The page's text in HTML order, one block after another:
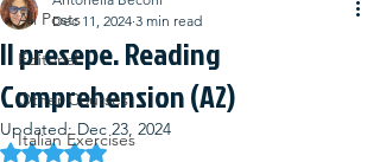
All Posts
Editorial
Other Courses
Italian Exercises
Il presepe. Reading
Comprehension (A2)
Dec 11, 2024 3 min read
Updated:Dec 23, 2024
Rated NaN out of 5 stars.